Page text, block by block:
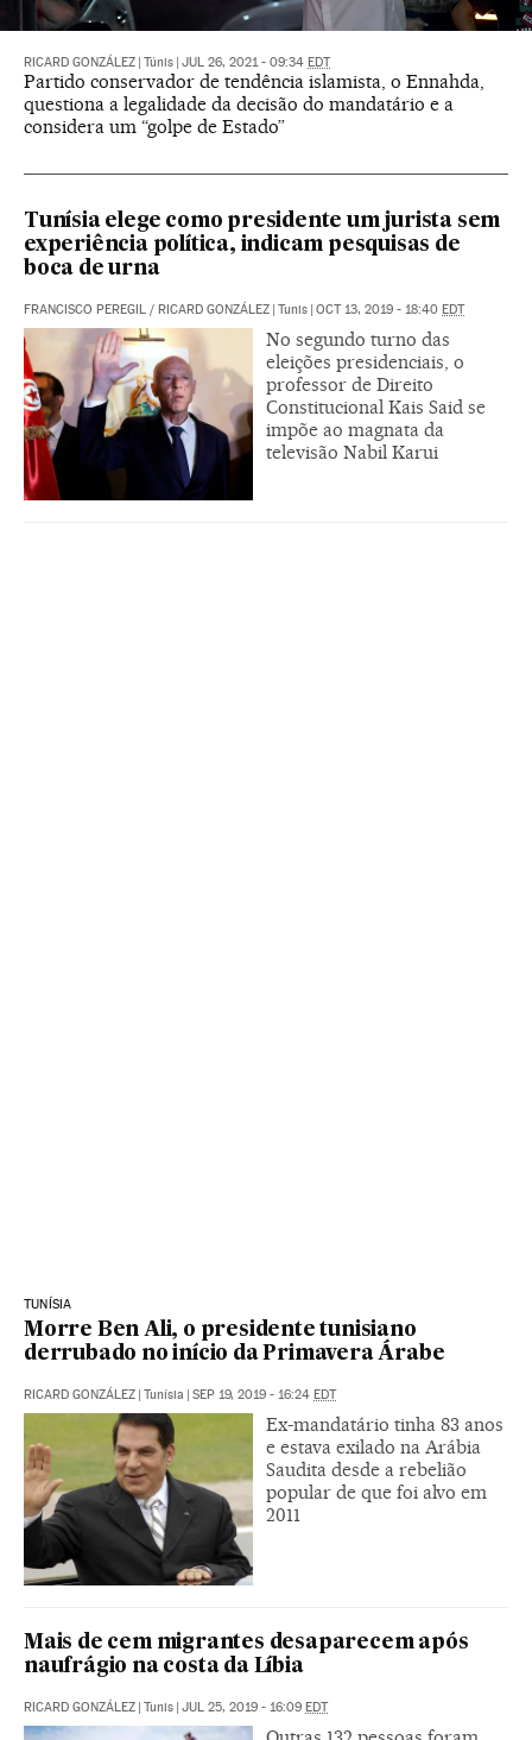
RICARD GONZÁLEZ Túnis JUL 26, 2021 - 09:34 EDT
Partido conservador de tendência islamista, o Ennahda,
questiona a legalidade da decisão do mandatário e a
considera um “golpe de Estado”
Tunísia elege como presidente um jurista sem
experiência política, indicam pesquisas de
boca de urna
FRANCISCO PEREGIL / RICARD GONZÁLEZ Tunis OCT 13, 2019 - 18:40 EDT
No segundo turno das
eleições presidenciais, o
professor de Direito
Constitucional Kais Said se
impõe ao magnata da
televisão Nabil Karui
TUNÍSIA
Morre Ben Ali, o presidente tunisiano
derrubado no início da Primavera Árabe
RICARD GONZÁLEZ Tunísia SEP 19, 2019 - 16:24 EDT
Ex-mandatário tinha 83 anos
e estava exilado na Arábia
Saudita desde a rebelião
popular de que foi alvo em
2011
Mais de cem migrantes desaparecem após
naufrágio na costa da Líbia
RICARD GONZÁLEZ Tunis JUL 25, 2019 - 16:09 EDT